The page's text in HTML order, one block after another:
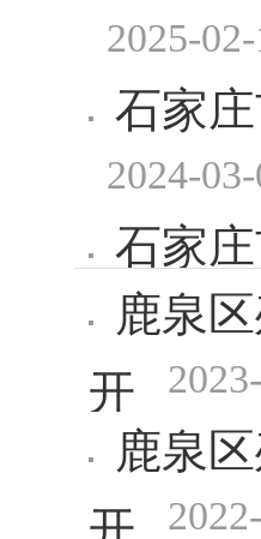
2025-
石家
2024-
石家
2024-
鹿泉
开
鹿泉
开